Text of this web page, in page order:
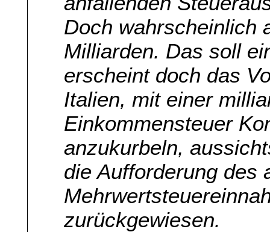
Doch wahrscheinlich
Milliarden. Das soll
erscheint doch das
Italien, mit einer
Einkommensteuer
anzukurbeln,
die Aufforderung des
zurückgewiesen.